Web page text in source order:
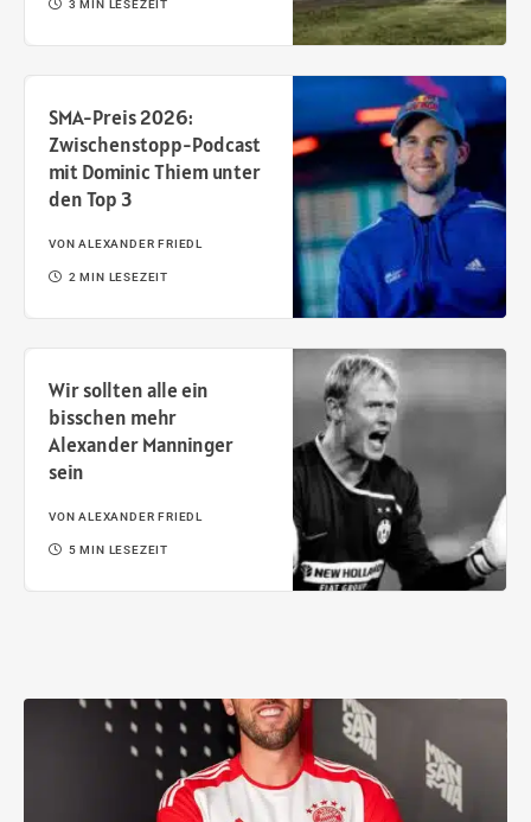
3 MIN LESEZEIT
SMA-Preis 2026:
Zwischenstopp-Podcast
mit Dominic Thiem unter
den Top 3
VONALEXANDER FRIEDL
2 MIN LESEZEIT
Wir sollten alle ein
bisschen mehr
Alexander Manninger
sein
VONALEXANDER FRIEDL
5 MIN LESEZEIT